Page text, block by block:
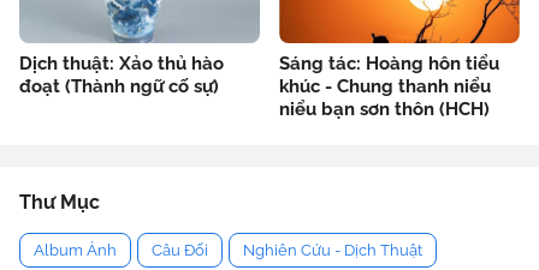
Dịch thuật: Xảo thủ hào
đoạt (Thành ngữ cố sự)
Sáng tác: Hoàng hôn tiểu
khúc - Chung thanh niểu
niểu bạn sơn thôn (HCH)
Thư Mục
Album Ảnh Câu Đối Nghiên Cứu - Dịch Thuật